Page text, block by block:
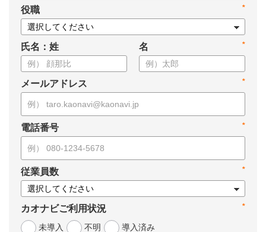
*
役職
氏名：姓 *
名
*
メールアドレス
*
電話番号
*
従業員数
*
カオナビご利用状況
未導入
不明 導入済み